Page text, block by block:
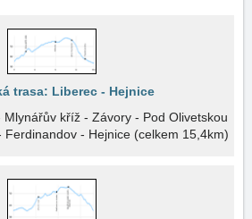
trasa: Liberec - Hejnice
kříž - Závory - Pod Olivetskou
Ferdinandov - Hejnice (celkem 15,4km)